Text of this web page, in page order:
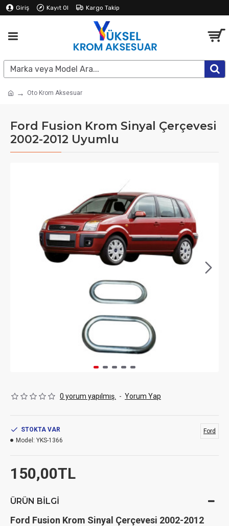
Giriş Kayıt Ol Kargo Takip
Oto Krom Aksesuar
Ford Fusion Krom Sinyal Çerçevesi
2002-2012 Uyumlu
0 yorum yapılmış. - Yorum Yap
150,00TL
STOKTA VAR
Model: YKS-1366
Ford
ÜRÜN BILGI
Ford Fusion Krom Sinyal Çerçevesi 2002-2012